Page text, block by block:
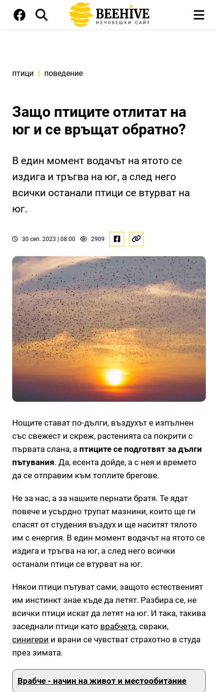
птици | поведение
Защо птиците отлитат на
юг и се връщат обратно?
В един момент водачът на ятото се
издига и тръгва на юг, а след него
всички останали птици се втурват на
юг.
30 сеп. 2023 | 08:00 2909
Нощите стават по-дълги, въздухът е изпълнен
със свежест и скреж, растенията са покрити с
първата слана, а птиците се подготвят за дълги
пътувания. Да, есента дойде, а с нея и времето
да се отправим към топлите брегове.
Не за нас, а за нашите пернати братя. Те ядат
повече и усърдно трупат мазнини, които ще ги
спасят от студения въздух и ще наситят тялото
им с енергия. В един момент водачът на ятото се
издига и тръгва на юг, а след него всички
останали птици се втурват на юг.
Някои птици пътуват сами, защото естественият
им инстинкт знае къде да летят. Разбира се, не
всички птици искат да летят на юг. И така, такива
заседнали птици като врабчета, свраки,
синигери и врани се чувстват страхотно в студа
през зимата.
Врабче - начин на живот и местообитание